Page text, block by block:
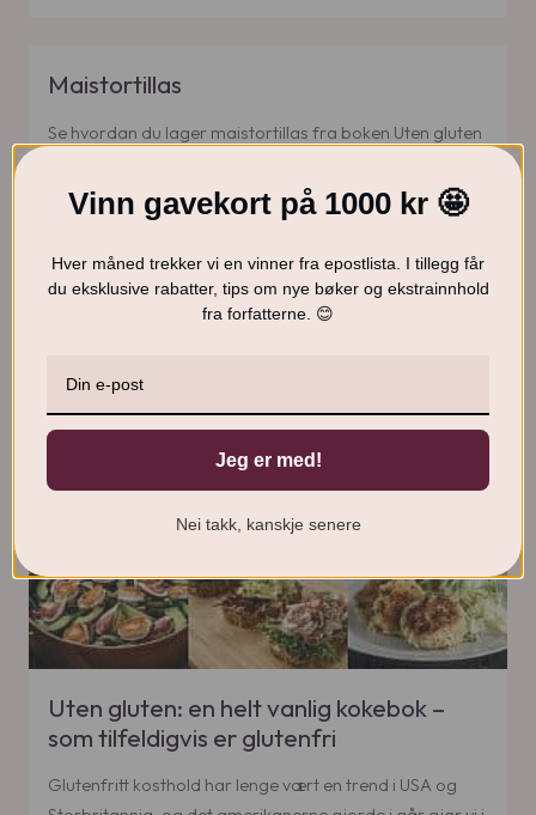
Maistortillas
Se hvordan du lager maistortillas fra boken Uten gluten
Les mer
Uten gluten: en helt vanlig kokebok –
som tilfeldigvis er glutenfri
Glutenfritt kosthold har lenge vært en trend i USA og
Vinn gavekort på 1000 kr 🤩
Hver måned trekker vi en vinner fra epostlista. I tillegg får
du eksklusive rabatter, tips om nye bøker og ekstrainnhold
fra forfatterne. 😊
Jeg er med!
Nei takk, kanskje senere